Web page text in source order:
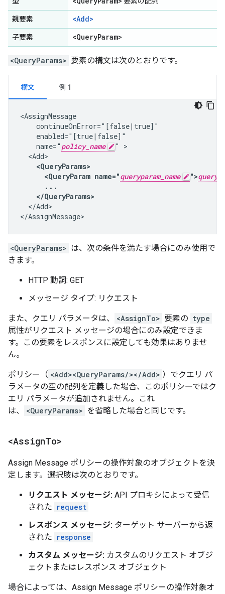
親要素 <Add>
子要素 <QueryParam>
<QueryParams> 要素の構文は次のとおりです。
構文 例 1
<AssignMessage
    continueOnError="[false|true]"
    enabled="[true|false]"
    name="
policy_name
" >
    <QueryParams>
      <QueryParam name="
queryparam_name ">
      ...
    </QueryParams>
  </Add>
</AssignMessage>
<QueryParams> は、次の条件を満たす場合にのみ使用で
きます。
HTTP 動詞: GET
メッセージ タイプ: リクエスト
また、クエリ パラメータは、 <AssignTo> 要素の type
属性がリクエスト メッセージの場合にのみ設定できま
す。この要素をレスポンスに設定しても効果はありませ
ん。
ポリシー（ <Add><QueryParams/></Add> ）でクエリ パ
ラメータの空の配列を定義した場合、このポリシーではク
エリ パラメータが追加されません。これ
は、
<QueryParams> を省略した場合と同じです。
<AssignTo>
Assign Message ポリシーの操作対象のオブジェクトを決
定します。選択肢は次のとおりです。
リクエスト メッセージ: API プロキシによって受信
された request
レスポンス メッセージ: ターゲット サーバーから返
された response
カスタム メッセージ: カスタムのリクエスト オブジ
ェクトまたはレスポンス オブジェクト
場合によっては、Assign Message ポリシーの操作対象オ